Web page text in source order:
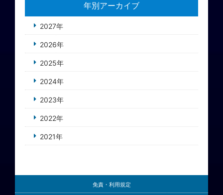
年別アーカイブ
2027年
2026年
2025年
2024年
2023年
2022年
2021年
免責・利用規定